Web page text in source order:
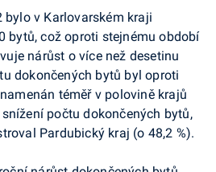
v Karlovarském kraji
bytů, což oproti stejnému období
nárůst o více než desetinu
dokončených bytů byl oproti
téměř v polovině krajů
počtu dokončených bytů,
Pardubický kraj (o 48,2 %).